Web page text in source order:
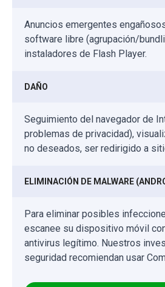
Anuncios emergentes
software libre (agrupación/
instaladores de Flash Player.
DAÑO
Seguimiento del navegador de
problemas de privacidad),
no deseados, ser redirigido a
ELIMINACIÓN DE MALWARE
Para eliminar posibles
escanee su dispositivo móvil
antivirus legítimo. Nuestros
seguridad recomiendan usar